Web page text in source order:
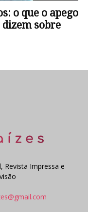
o que o apego
sobre
Revista Impressa e